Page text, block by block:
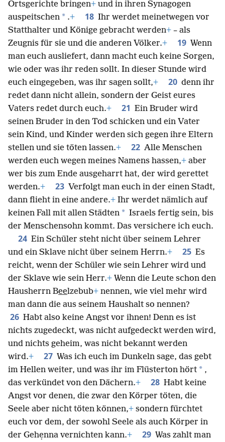
Ortsgerichte bringen+ und in ihren Synagogen
auspeitschen * .+ 18 Ihr werdet meinetwegen vor
Statthalter und Könige gebracht werden+ – als
Zeugnis für sie und die anderen Völker.+ 19 Wenn
man euch ausliefert, dann macht euch keine Sorgen,
wie oder was ihr reden sollt. In dieser Stunde wird
euch eingegeben, was ihr sagen sollt,+ 20 denn ihr
redet dann nicht allein, sondern der Geist eures
Vaters redet durch euch.+ 21 Ein Bruder wird
seinen Bruder in den Tod schicken und ein Vater
sein Kind, und Kinder werden sich gegen ihre Eltern
stellen und sie töten lassen.+ 22 Alle Menschen
werden euch wegen meines Namens hassen,+ aber
wer bis zum Ende ausgeharrt hat, der wird gerettet
werden.+ 23 Verfolgt man euch in der einen Stadt,
dann flieht in eine andere.+ Ihr werdet nämlich auf
keinen Fall mit allen Städten * Israels fertig sein, bis
der Menschensohn kommt. Das versichere ich euch.
24 Ein Schüler steht nicht über seinem Lehrer
und ein Sklave nicht über seinem Herrn.+ 25 Es
reicht, wenn der Schüler wie sein Lehrer wird und
der Sklave wie sein Herr.+ Wenn die Leute schon den
Hausherrn Beelzebub+ nennen, wie viel mehr wird
man dann die aus seinem Haushalt so nennen?
26 Habt also keine Angst vor ihnen! Denn es ist
nichts zugedeckt, was nicht aufgedeckt werden wird,
und nichts geheim, was nicht bekannt werden
wird.+ 27 Was ich euch im Dunkeln sage, das gebt
im Hellen weiter, und was ihr im Flüsterton hört * ,
das verkündet von den Dächern.+ 28 Habt keine
Angst vor denen, die zwar den Körper töten, die
Seele aber nicht töten können,+ sondern fürchtet
euch vor dem, der sowohl Seele als auch Körper in
der Gehẹnna vernichten kann.+ 29 Was zahlt man